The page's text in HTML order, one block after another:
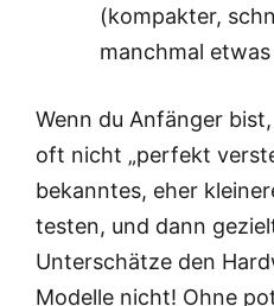
(kompakter,
manchmal
Wenn du Anfänger
oft nicht „perfekt
bekanntes, eher
testen, und dann
Unterschätze den
Modelle nicht! Ohne